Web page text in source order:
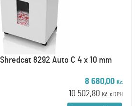
8292 Auto C 4 x 10 mm
8 680,00 Kč
10 502,80 Kč s DPH